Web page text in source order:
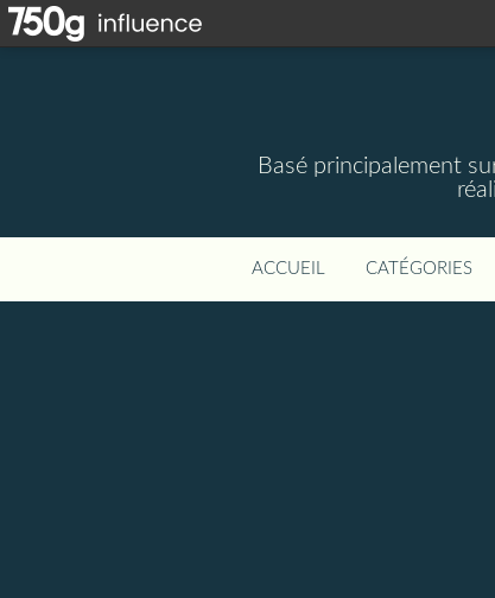
Basé principalement
ACCUEIL CATÉGORIES